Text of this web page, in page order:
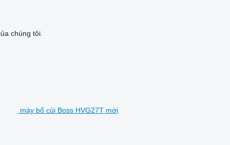
chúng tôi.
máy bổ củi Boss HVG27T mới